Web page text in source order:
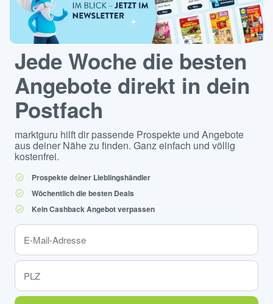
Jede Woche die besten
Angebote direkt in dein
Postfach
marktguru hilft dir passende Prospekte und Angebote
aus deiner Nähe zu finden. Ganz einfach und völlig
kostenfrei.
Prospekte deiner Lieblingshändler
Wöchentlich die besten Deals
Kein Cashback Angebot verpassen